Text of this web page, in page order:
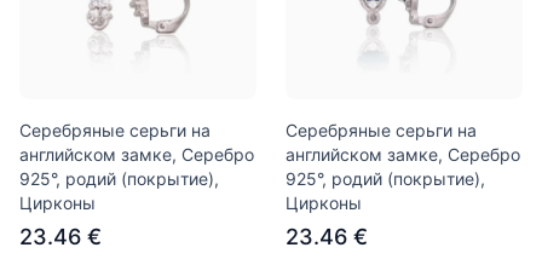
Серебряные серьги на
английском замке, Серебро
925°, родий (покрытие),
Цирконы
23.46 €
Серебряные серьги на
английском замке, Серебро
925°, родий (покрытие),
Цирконы
23.46 €